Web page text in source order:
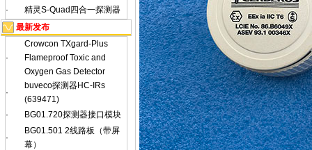
·
精灵S-Quad四合一探测器
最新发布
·
Crowcon TXgard-Plus
Flameproof Toxic and
Oxygen Gas Detector
·
buveco探测器HC-IRs
(639471)
·
BG01.720探测器接口模块
·
BG01.501 2线路板（带屏
幕）